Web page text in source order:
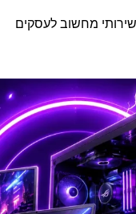
שירותי מחשוב לעסקים